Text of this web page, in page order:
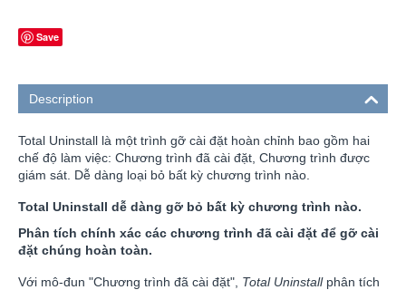
Save
Description
Total Uninstall là một trình gỡ cài đặt hoàn chỉnh bao gồm hai
chế độ làm việc: Chương trình đã cài đặt, Chương trình được
giám sát. Dễ dàng loại bỏ bất kỳ chương trình nào.
Total Uninstall dễ dàng gỡ bỏ bất kỳ chương trình nào.
Phân tích chính xác các chương trình đã cài đặt để gỡ cài
đặt chúng hoàn toàn.
Với mô-đun "Chương trình đã cài đặt", Total Uninstallphân tích